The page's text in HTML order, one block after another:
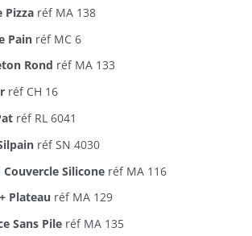
Pizzaréf MA 138
Painréf MC 6
Rond réf MA 133
réf CH 16
réf RL 6041
réf SN 4030
Couvercle Siliconeréf MA 116
Plateau réf MA 129
Sans Pileréf MA 135